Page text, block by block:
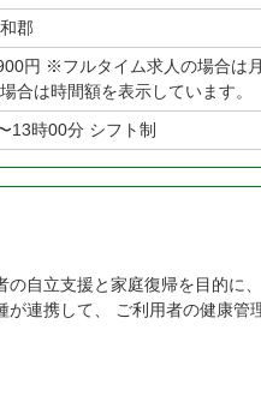
郡
円 ※フルタイム求人の場合は
合は時間額を表示しています。
13時00分 シフト制
の自立支援と家庭復帰を目的に
が連携して、 ご利用者の健康管